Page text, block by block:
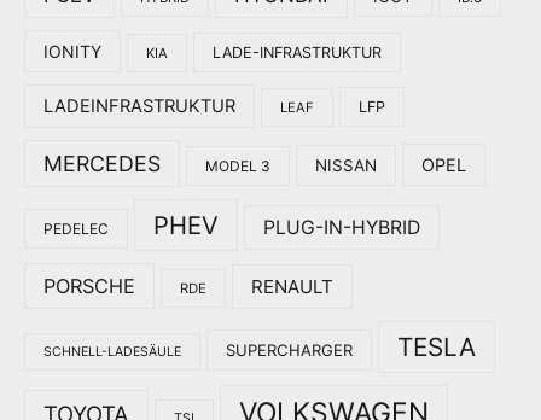
IONITY KIA LADE-INFRASTRUKTUR
LADEINFRASTRUKTUR LEAF LFP
MERCEDES MODEL 3 NISSAN OPEL
PEDELEC PHEV PLUG-IN-HYBRID
PORSCHE RDE RENAULT
SCHNELL-LADESÄULE SUPERCHARGER TESLA
TOYOTA VOLKSWAGEN